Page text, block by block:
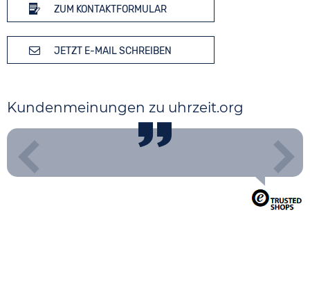
ZUM KONTAKTFORMULAR
JETZT E-MAIL SCHREIBEN
Kundenmeinungen zu uhrzeit.org